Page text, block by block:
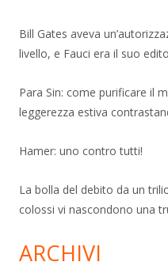
Bill Gates aveva
livello, e Fauci era il suo
Para Sin: come purificare il
leggerezza estiva
Hamer: uno contro tutti!
La bolla del debito da un
colossi vi nascondono una
ARCHIVI